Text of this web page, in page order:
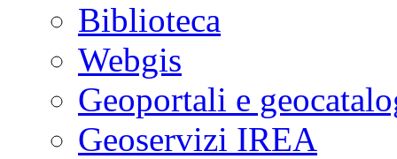
Biblioteca
Webgis
Geoportali e
Geoservizi IREA